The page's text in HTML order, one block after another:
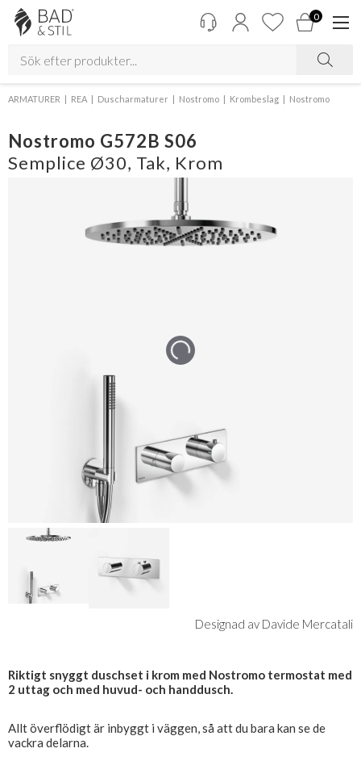
0
ARMATURER REA Duscharmaturer Nostromo Krombeslag Nostromo
Nostromo G572B S06
Semplice Ø30, Tak, Krom
Designad av Davide Mercatali
Riktigt snyggt duschset i krom med Nostromo termostat med
2 uttag och med huvud- och handdusch.
Allt överflödigt är inbyggt i väggen, så att du bara kan se de
vackra delarna.